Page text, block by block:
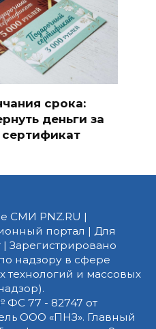
срока:
деньги за
СМИ PNZ.RU |
портал | Для
| Зарегистрировано
надзору в сфере
и массовых
ФС 77 - 82747 от
ООО «ПНЗ». Главный